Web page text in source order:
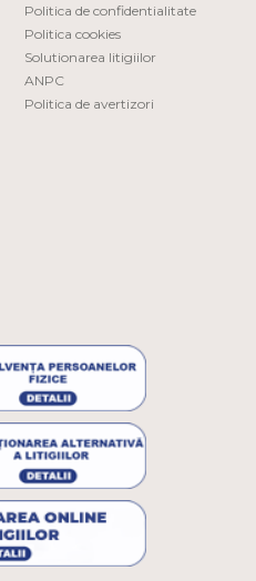
Politica de confidentialitate
Politica cookies
Solutionarea litigiilor
ANPC
Politica de avertizori